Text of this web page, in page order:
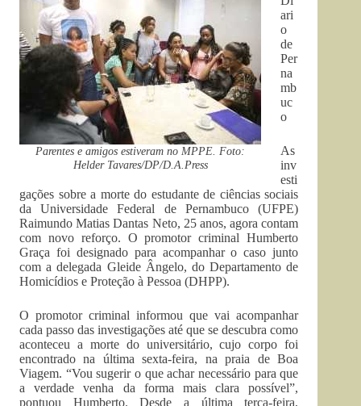
Parentes e amigos estiveram no MPPE. Foto:
Helder Tavares/DP/D.A.Press
ari
o
de
Per
na
mb
uc
o
As
inv
esti
gações sobre a morte do estudante de ciências sociais
da Universidade Federal de Pernambuco (UFPE)
Raimundo Matias Dantas Neto, 25 anos, agora contam
com novo reforço. O promotor criminal Humberto
Graça foi designado para acompanhar o caso junto
com a delegada Gleide Ângelo, do Departamento de
Homicídios e Proteção à Pessoa (DHPP).
O promotor criminal informou que vai acompanhar
cada passo das investigações até que se descubra como
aconteceu a morte do universitário, cujo corpo foi
encontrado na última sexta-feira, na praia de Boa
Viagem. “Vou sugerir o que achar necessário para que
a verdade venha da forma mais clara possível”,
pontuou Humberto. Desde a última terça-feira,